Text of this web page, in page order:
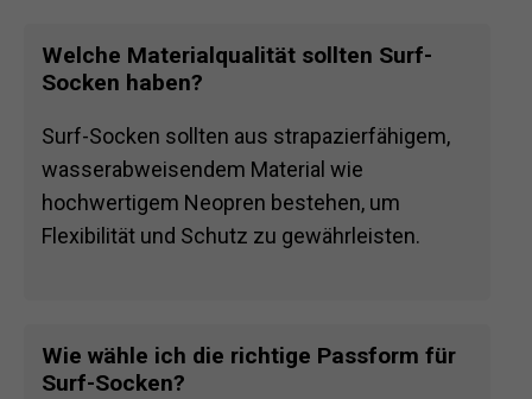
Welche Materialqualität sollten Surf-
Socken haben?
Surf-Socken sollten aus strapazierfähigem,
wasserabweisendem Material wie
hochwertigem Neopren bestehen, um
Flexibilität und Schutz zu gewährleisten.
Wie wähle ich die richtige Passform für
Surf-Socken?